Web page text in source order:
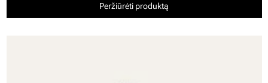
Peržiūrėti produktą